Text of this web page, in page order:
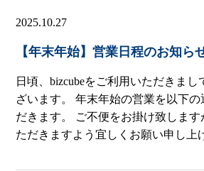
2025.10.27
【年末年始】営業日程のお知ら
日頃、bizcubeをご利用いただきま
ざいます。 年末年始の営業を以下
だきます。 ご不便をお掛け致しま
ただきますよう宜しくお願い申し